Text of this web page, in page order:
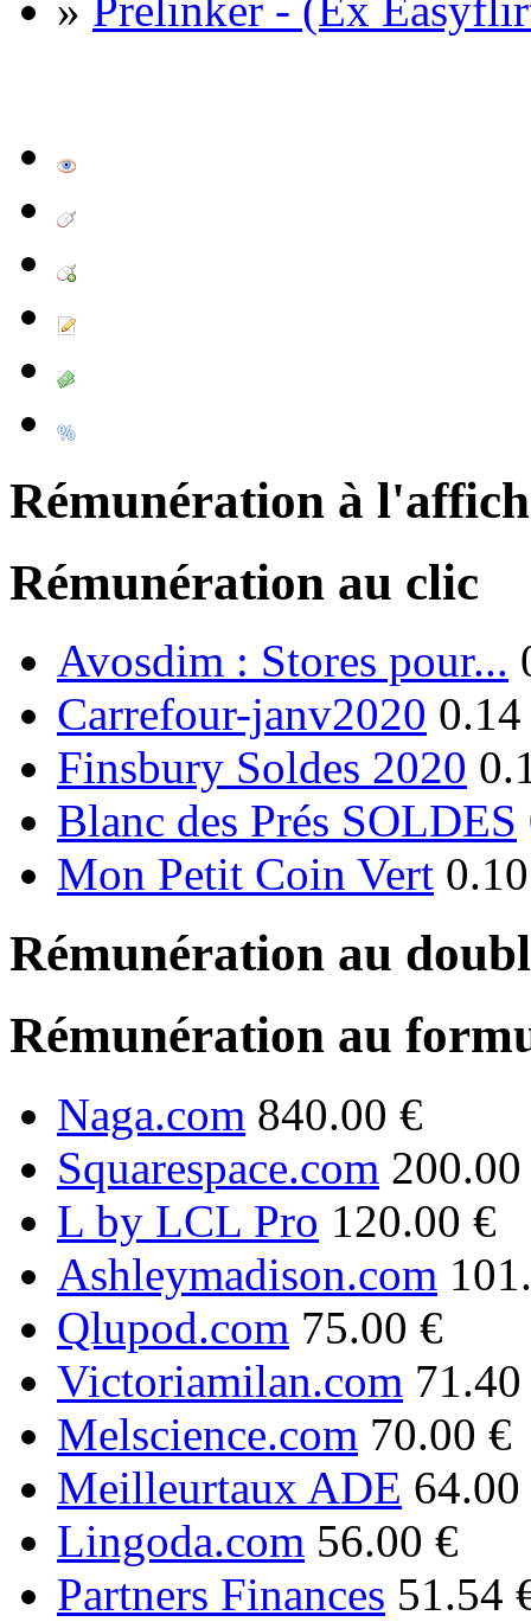
Rémunération à
Rémunération au clic
Avosdim : Stores pour...
Carrefour-janv2020
Finsbury Soldes 2020
Blanc des Prés SOLDES
Mon Petit Coin Vert
Rémunération au
Rémunération au
Naga.com 840.00 €
Squarespace.com
L by LCL Pro 120.00 €
Ashleymadison.com
Qlupod.com 75.00 €
Victoriamilan.com
Melscience.com 70.00 €
Meilleurtaux ADE 64.00
Lingoda.com 56.00 €
Partners Finances 51.54